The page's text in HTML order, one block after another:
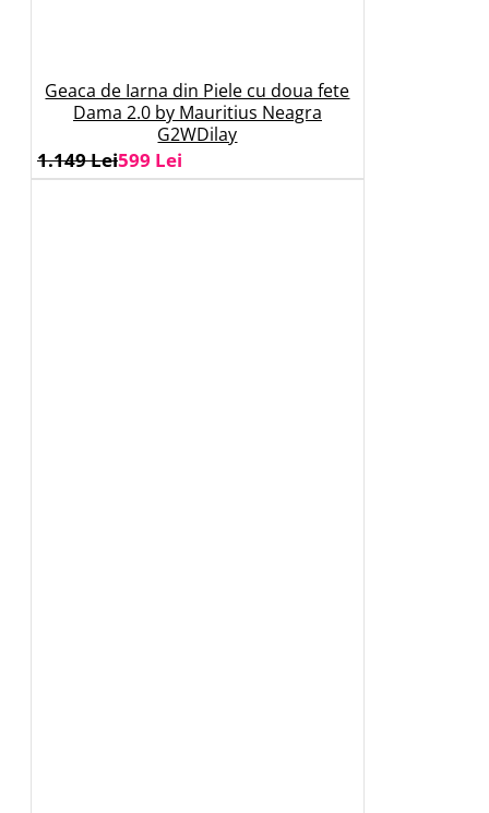
Geaca de Iarna din Piele cu doua fete
Dama 2.0 by Mauritius Neagra
G2WDilay
599 Lei
1.149 Lei